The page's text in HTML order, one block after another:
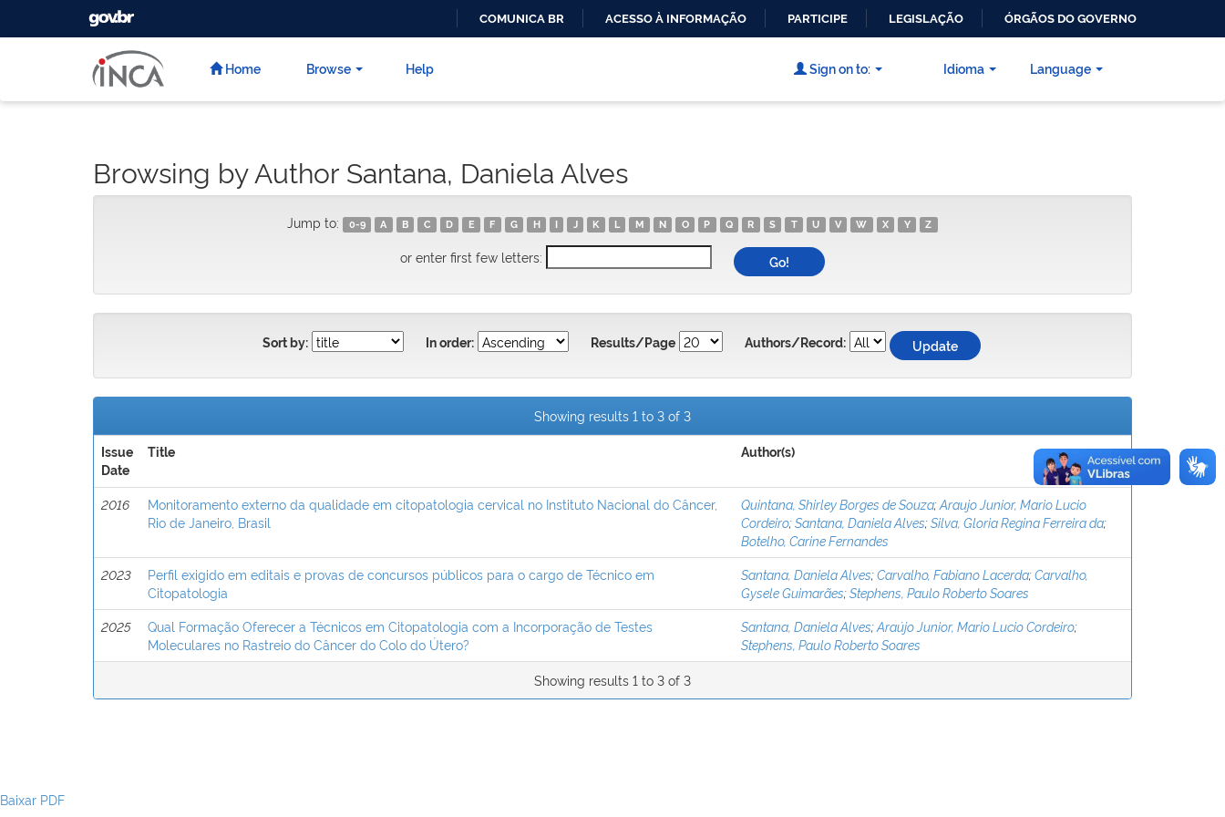
CONTEÚDO
GOVBR
COMUNICA BR ACESSO À INFORMAÇÃO PARTICIPE LEGISLAÇÃO ÓRGÃOS DO GOVERNO
Home Browse Help Language
Sign on to: Idioma
Browsing by Author Santana, Daniela Alves
Jump to: 0-9 A B C D E F G H J K L M N O P Q R S T U V W X Y Z
or enter first few letters:
Sort by: In order: Results/Page Authors/Record:
Showing results 1 to 3 of 3
Issue
Date
Title Author(s)
2016
Monitoramento externo da qualidade em citopatologia cervical no Instituto Nacional do Câncer,
Rio de Janeiro, Brasil
Quintana, Shirley Borges de Souza;Araujo Junior, Mario Lucio
Cordeiro;Santana, Daniela Alves;Silva, Gloria Regina Ferreira da;
Botelho, Carine Fernandes
2023
Perfil exigido em editais e provas de concursos públicos para o cargo de Técnico em
Citopatologia
Santana, Daniela Alves;Carvalho, Fabiano Lacerda;Carvalho,
Gysele Guimarães;Stephens, Paulo Roberto Soares
2025
Qual Formação Oferecer a Técnicos em Citopatologia com a Incorporação de Testes
Moleculares no Rastreio do Câncer do Colo do Útero?
Santana, Daniela Alves;Araújo Junior, Mario Lucio Cordeiro;
Stephens, Paulo Roberto Soares
Showing results 1 to 3 of 3
Baixar PDF